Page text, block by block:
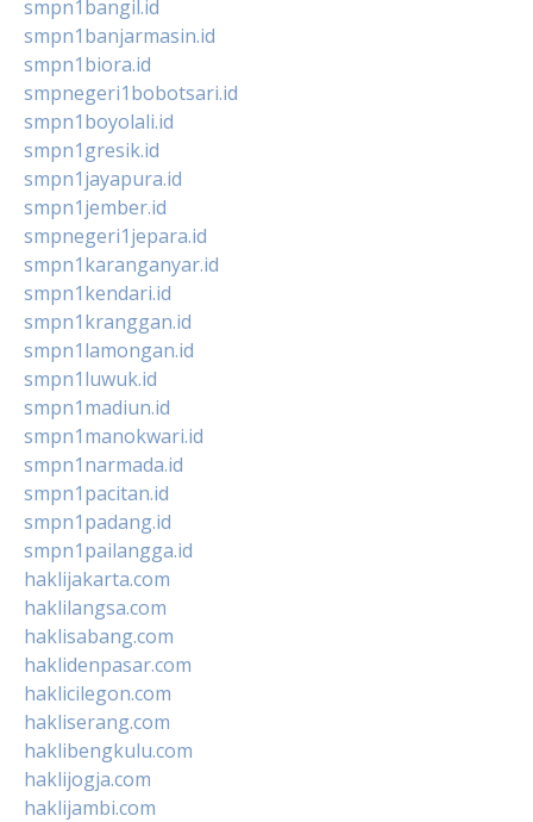
smpn1bangil.id
smpn1banjarmasin.id
smpn1biora.id
smpnegeri1bobotsari.id
smpn1boyolali.id
smpn1gresik.id
smpn1jayapura.id
smpn1jember.id
smpnegeri1jepara.id
smpn1karanganyar.id
smpn1kendari.id
smpn1kranggan.id
smpn1lamongan.id
smpn1luwuk.id
smpn1madiun.id
smpn1manokwari.id
smpn1narmada.id
smpn1pacitan.id
smpn1padang.id
smpn1pailangga.id
haklijakarta.com
haklilangsa.com
haklisabang.com
haklidenpasar.com
haklicilegon.com
hakliserang.com
haklibengkulu.com
haklijogja.com
haklijambi.com